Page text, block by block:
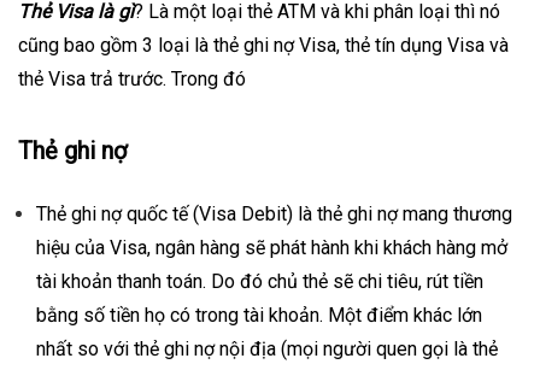
Thẻ Visa là gì? Là một loại thẻ ATM và khi phân loại thì nó
cũng bao gồm 3 loại là thẻ ghi nợ Visa, thẻ tín dụng Visa và
thẻ Visa trả trước. Trong đó
Thẻ ghi nợ
Thẻ ghi nợ quốc tế (Visa Debit) là thẻ ghi nợ mang thương
hiệu của Visa, ngân hàng sẽ phát hành khi khách hàng mở
tài khoản thanh toán. Do đó chủ thẻ sẽ chi tiêu, rút tiền
bằng số tiền họ có trong tài khoản. Một điểm khác lớn
nhất so với thẻ ghi nợ nội địa (mọi người quen gọi là thẻ